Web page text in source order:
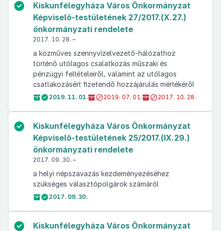
Kiskunfélegyháza Város Önkormányzat
Képviselő-testületének 27/2017.(X.27.)
önkormányzati rendelete
2017. 10. 28. –
a közműves szennyvízelvezető-hálózathoz
történő utólagos csalatkozás műszaki és
pénzügyi feltételeiről, valamint az utólagos
csatlakozásért fizetendő hozzájárulás mértékéről
2019. 11. 01. 2019. 07. 01. 2017. 10. 28.
Kiskunfélegyháza Város Önkormányzat
Képviselő-testületének 25/2017.(IX.29.)
önkormányzati rendelete
2017. 09. 30. –
a helyi népszavazás kezdeményezéséhez
szükséges választópolgárok számáról
2017. 09. 30.
Kiskunfélegyháza Város Önkormányzat